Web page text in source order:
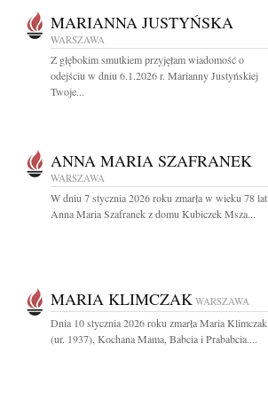
MARIANNA JUSTYŃSKA
WARSZAWA
Z głębokim smutkiem przyjęłam wiadomość o
odejściu w dniu 6.1.2026 r. Marianny Justyńskiej
Twoje...
ANNA MARIA SZAFRANEK
WARSZAWA
W dniu 7 stycznia 2026 roku zmarła w wieku 78 lat
Anna Maria Szafranek z domu Kubiczek Msza...
MARIA KLIMCZAK WARSZAWA
Dnia 10 stycznia 2026 roku zmarła Maria Klimczak
(ur. 1937), Kochana Mama, Babcia i Prababcia....